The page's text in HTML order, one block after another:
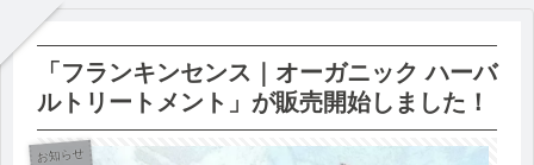
「フランキンセンス｜オーガニック ハーバ
ルトリートメント」が販売開始しました！
お知らせ